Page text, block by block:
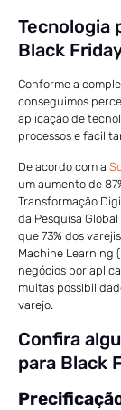
Tecnologia
Black
Conforme a
conseguimos
aplicação de
processos e
De acordo com a
um aumento de
Transformação
da Pesquisa
que 73% dos
Machine Learning
negócios por
muitas
varejo.
Confira
para Black